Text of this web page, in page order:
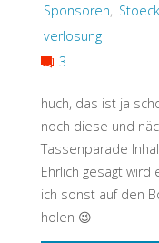
Sponsoren,
verlosung
3
huch, das ist ja
noch diese und
Tassenparade
Ehrlich gesagt
ich sonst auf den
holen 😉